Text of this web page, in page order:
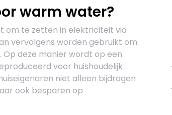
warm water?
om te zetten in elektriciteit via
vervolgens worden gebruikt om
deze manier wordt op een
voor huishoudelijk
niet alleen bijdragen
ook besparen op